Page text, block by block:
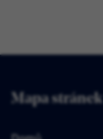
Mapa stránek